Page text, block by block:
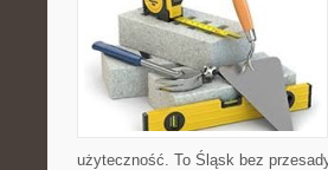
użyteczność. To Śląsk bez